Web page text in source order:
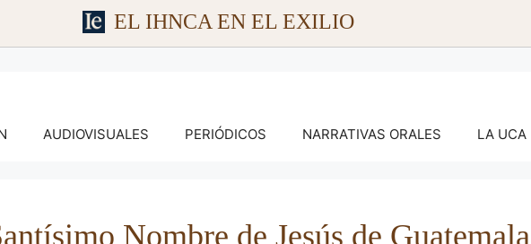
EL IHNCA EN EL EXILIO
AUDIOVISUALES PERIÓDICOS NARRATIVAS ORALES LA UCA
Nombre de Jesús de Guatemala